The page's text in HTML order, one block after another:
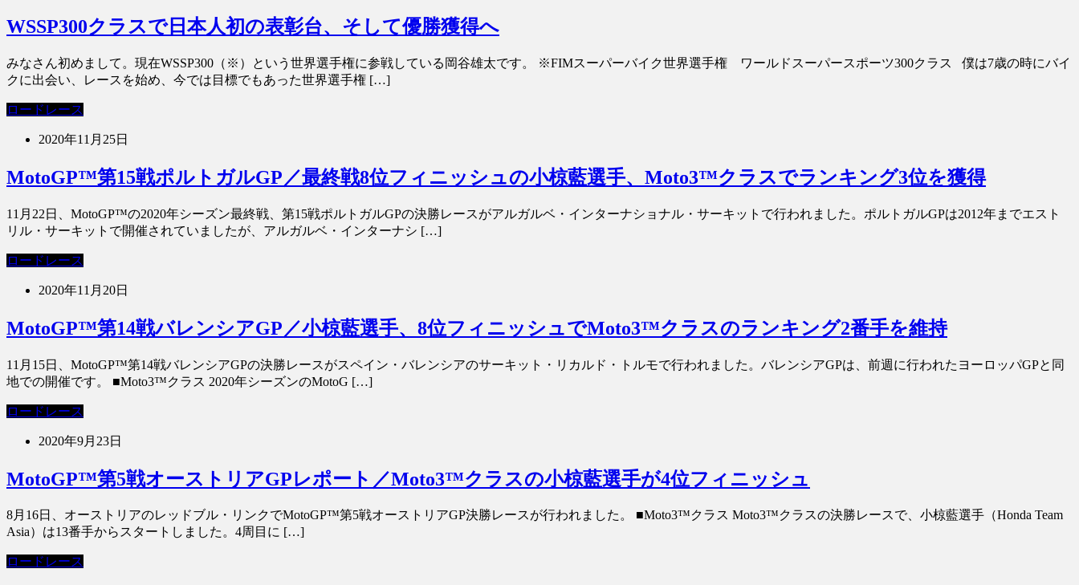
WSSP300クラスで日本人初の表彰台、そして優勝獲得へ
みなさん初めまして。現在WSSP300（※）という世界選手権に参戦している岡谷雄太です。 ※FIMスーパーバイク世界選手権 ワールドスーパースポーツ300クラス 僕は7歳の時にバイ
クに出会い、レースを始め、今では目標でもあった世界選手権 […]
ロードレース
2020年11月25日
MotoGP™第15戦ポルトガルGP／最終戦8位フィニッシュの小椋藍選手、Moto3™クラスでランキング3位を獲得
11月22日、MotoGP™の2020年シーズン最終戦、第15戦ポルトガルGPの決勝レースがアルガルベ・インターナショナル・サーキットで行われました。ポルトガルGPは2012年までエスト
リル・サーキットで開催されていましたが、アルガルベ・インターナシ […]
ロードレース
2020年11月20日
MotoGP™第14戦バレンシアGP／小椋藍選手、8位フィニッシュでMoto3™クラスのランキング2番手を維持
11月15日、MotoGP™第14戦バレンシアGPの決勝レースがスペイン・バレンシアのサーキット・リカルド・トルモで行われました。バレンシアGPは、前週に行われたヨーロッパGPと同
地での開催です。 ■Moto3™クラス 2020年シーズンのMotoG […]
ロードレース
2020年9月23日
MotoGP™第5戦オーストリアGPレポート／Moto3™クラスの小椋藍選手が4位フィニッシュ
8月16日、オーストリアのレッドブル・リンクでMotoGP™第5戦オーストリアGP決勝レースが行われました。 ■Moto3™クラス Moto3™クラスの決勝レースで、小椋藍選手（Honda Team
Asia）は13番手からスタートしました。4周目に […]
ロードレース